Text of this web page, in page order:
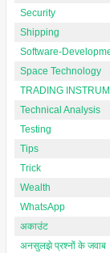
Security
Shipping
Software-
Space Technology
TRADING
Technical Analysis
Testing
Tips
Trick
Wealth
WhatsApp
अकाउंट
अनसुलझे प्रश्नों के जवाब